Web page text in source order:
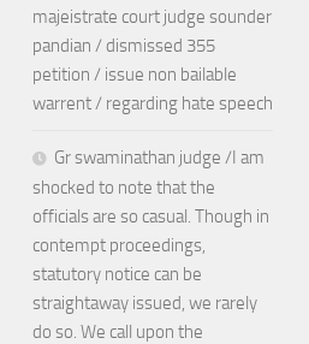
majeistrate court judge sounder
pandian / dismissed 355
petition / issue non bailable
warrent / regarding hate speech
Gr swaminathan judge /I am
shocked to note that the
officials are so casual. Though in
contempt proceedings,
statutory notice can be
straightaway issued, we rarely
do so. We call upon the